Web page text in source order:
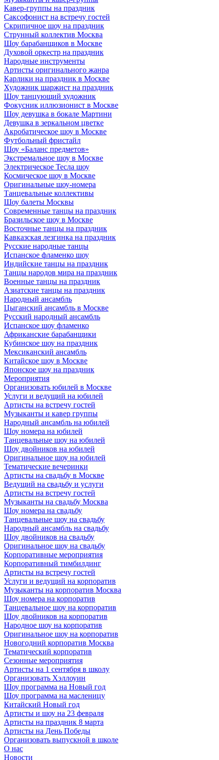
Кавер-группы на праздник
Саксофонист на встречу гостей
Скрипичное шоу на праздник
Струнный коллектив Москва
Шоу барабанщиков в Москве
Духовой оркестр на праздник
Народные инструменты
Артисты оригинального жанра
Карлики на праздник в Москве
Художник шаржист на праздник
Шоу танцующий художник
Фокусник иллюзионист в Москве
Шоу девушка в бокале Мартини
Девушка в зеркальном цветке
Акробатическое шоу в Москве
Футбольный фристайл
Шоу «Баланс предметов»
Экстремальное шоу в Москве
Электрическое Тесла шоу
Космическое шоу в Москве
Оригинальные шоу-номера
Танцевальные коллективы
Шоу балеты Москвы
Современные танцы на праздник
Бразильское шоу в Москве
Восточные танцы на праздник
Кавказская лезгинка на праздник
Русские народные танцы
Испанское фламенко шоу
Индийские танцы на праздник
Танцы народов мира на праздник
Военные танцы на праздник
Азиатские танцы на праздник
Народный ансамбль
Цыганский ансамбль в Москве
Русский народный ансамбль
Испанское шоу фламенко
Африканские барабанщики
Кубинское шоу на праздник
Мексиканский ансамбль
Китайское шоу в Москве
Японское шоу на праздник
Мероприятия
Организовать юбилей в Москве
Услуги и ведущий на юбилей
Артисты на встречу гостей
Музыканты и кавер группы
Народный ансамбль на юбилей
Шоу номера на юбилей
Танцевальные шоу на юбилей
Шоу двойников на юбилей
Оригинальное шоу на юбилей
Тематические вечеринки
Артисты на свадьбу в Москве
Ведущий на свадьбу и услуги
Артисты на встречу гостей
Музыканты на свадьбу Москва
Шоу номера на свадьбу
Танцевальные шоу на свадьбу
Народный ансамбль на свадьбу
Шоу двойников на свадьбу
Оригинальное шоу на свадьбу
Корпоративные мероприятия
Корпоративный тимбилдинг
Артисты на встречу гостей
Услуги и ведущий на корпоратив
Музыканты на корпоратив Москва
Шоу номера на корпоратив
Танцевальное шоу на корпоратив
Шоу двойников на корпоратив
Народное шоу на корпоратив
Оригинальное шоу на корпоратив
Новогодний корпоратив Москва
Тематический корпоратив
Сезонные мероприятия
Артисты на 1 сентября в школу
Организовать Хэллоуин
Шоу программа на Новый год
Шоу программа на масленицу
Китайский Новый год
Артисты и шоу на 23 февраля
Артисты на праздник 8 марта
Артисты на День Победы
Организовать выпускной в школе
О нас
Новости